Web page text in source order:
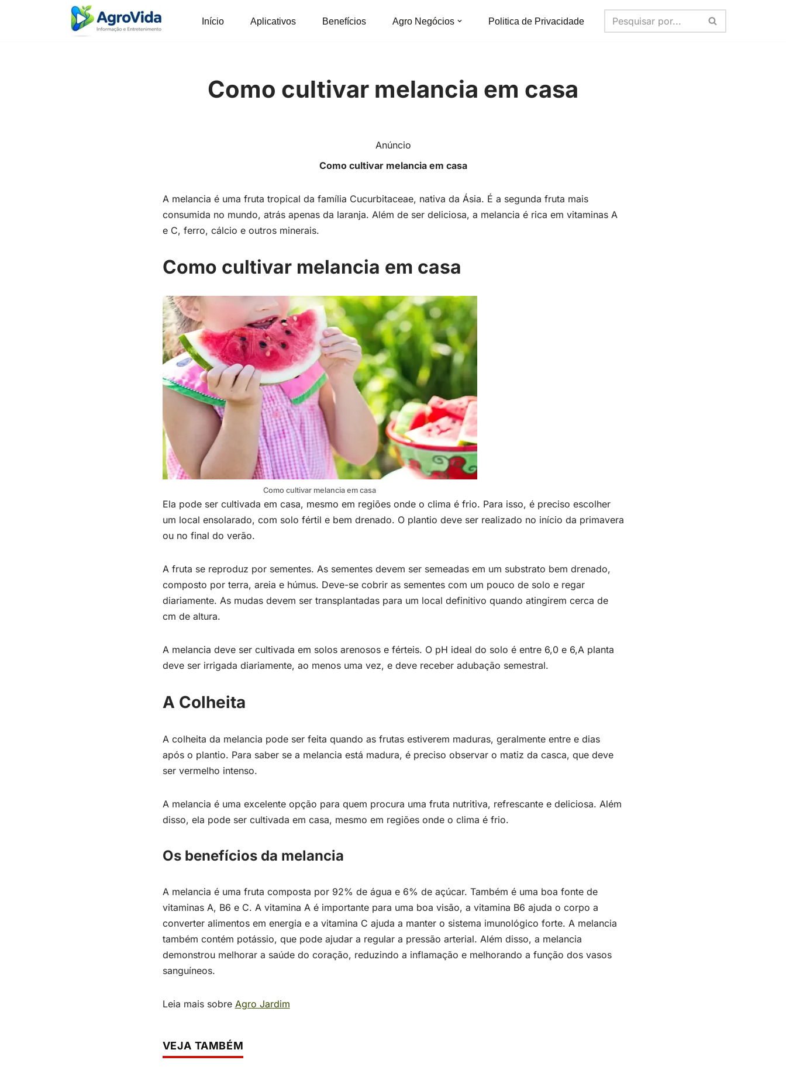
Início Aplicativos Benefícios Agro Negócios Politica de Privacidade
Como cultivar melancia em casa
Anúncio
Como cultivar melancia em casa
A melancia é uma fruta tropical da família Cucurbitaceae, nativa da Ásia. É a segunda fruta mais
consumida no mundo, atrás apenas da laranja. Além de ser deliciosa, a melancia é rica em vitaminas A
e C, ferro, cálcio e outros minerais.
Como cultivar melancia em casa
Como cultivar melancia em casa
Ela pode ser cultivada em casa, mesmo em regiões onde o clima é frio. Para isso, é preciso escolher
um local ensolarado, com solo fértil e bem drenado. O plantio deve ser realizado no início da primavera
ou no final do verão.
A fruta se reproduz por sementes. As sementes devem ser semeadas em um substrato bem drenado,
composto por terra, areia e húmus. Deve-se cobrir as sementes com um pouco de solo e regar
diariamente. As mudas devem ser transplantadas para um local definitivo quando atingirem cerca de
cm de altura.
A melancia deve ser cultivada em solos arenosos e férteis. O pH ideal do solo é entre 6,0 e 6,A planta
deve ser irrigada diariamente, ao menos uma vez, e deve receber adubação semestral.
A Colheita
A colheita da melancia pode ser feita quando as frutas estiverem maduras, geralmente entre e dias
após o plantio. Para saber se a melancia está madura, é preciso observar o matiz da casca, que deve
ser vermelho intenso.
A melancia é uma excelente opção para quem procura uma fruta nutritiva, refrescante e deliciosa. Além
disso, ela pode ser cultivada em casa, mesmo em regiões onde o clima é frio.
Os benefícios da melancia
A melancia é uma fruta composta por 92% de água e 6% de açúcar. Também é uma boa fonte de
vitaminas A, B6 e C. A vitamina A é importante para uma boa visão, a vitamina B6 ajuda o corpo a
converter alimentos em energia e a vitamina C ajuda a manter o sistema imunológico forte. A melancia
também contém potássio, que pode ajudar a regular a pressão arterial. Além disso, a melancia
demonstrou melhorar a saúde do coração, reduzindo a inflamação e melhorando a função dos vasos
sanguíneos.
Leia mais sobre Agro Jardim
VEJA TAMBÉM